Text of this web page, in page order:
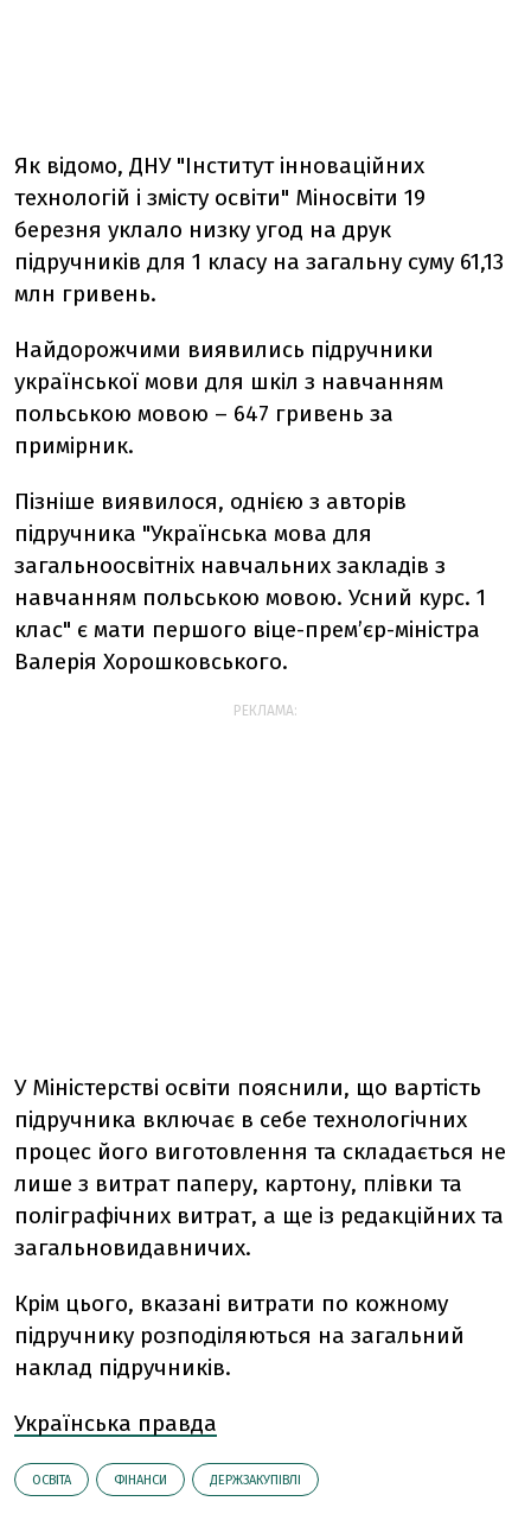
Як відомо, ДНУ "Інститут інноваційних
технологій і змісту освіти" Міносвіти 19
березня уклало низку угод на друк
підручників для 1 класу на загальну суму 61,13
млн гривень.
Найдорожчими виявились підручники
української мови для шкіл з навчанням
польською мовою – 647 гривень за
примірник.
Пізніше виявилося, однією з авторів
підручника "Українська мова для
загальноосвітніх навчальних закладів з
навчанням польською мовою. Усний курс. 1
клас" є мати першого віце-прем’єр-міністра
Валерія Хорошковського.
РЕКЛАМА:
У Міністерстві освіти пояснили, що вартість
підручника включає в себе технологічних
процес його виготовлення та складається не
лише з витрат паперу, картону, плівки та
поліграфічних витрат, а ще із редакційних та
загальновидавничих.
Крім цього, вказані витрати по кожному
підручнику розподіляються на загальний
наклад підручників.
Українська правда
ОСВІТА ФІНАНСИ ДЕРЖЗАКУПІВЛІ